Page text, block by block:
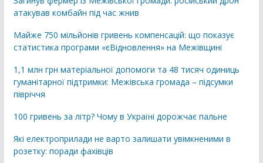
атакував комбайн під час жнив
Майже 750 мільйонів гривень компенсацій: що показує
статистика програми «єВідновлення» на Межівщині
1,1 млн грн матеріальної допомоги та 48 тисяч одиниць
гуманітарної підтримки: Межівська громада – підсумки
півріччя
100 гривень за літр? Чому в Україні дорожчає пальне
Які електроприлади не варто залишати увімкненими в
розетку: поради фахівців